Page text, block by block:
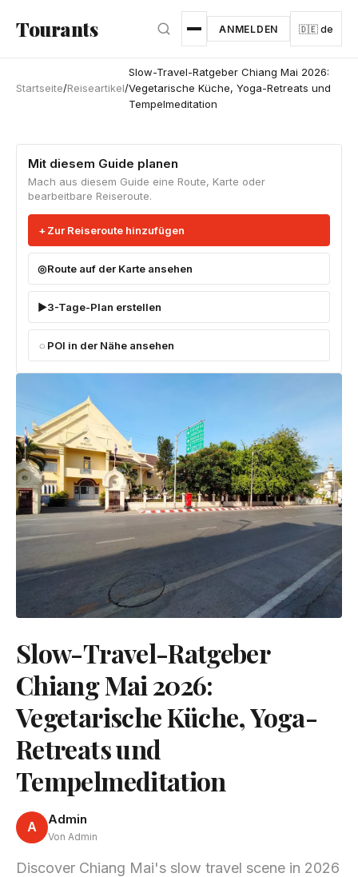
Tourants ANMELDEN 🇩🇪 de
Startseite/Reiseartikel/
Slow-Travel-Ratgeber Chiang Mai 2026:
Vegetarische Küche, Yoga-Retreats und
Tempelmeditation
Mit diesem Guide planen
Mach aus diesem Guide eine Route, Karte oder
bearbeitbare Reiseroute.
Zur Reiseroute hinzufügen
Route auf der Karte ansehen
3-Tage-Plan erstellen
POI in der Nähe ansehen
Slow-Travel-Ratgeber
Chiang Mai 2026:
Vegetarische Küche, Yoga-
Retreats und
Tempelmeditation
A Admin
Von Admin
Discover Chiang Mai's slow travel scene in 2026